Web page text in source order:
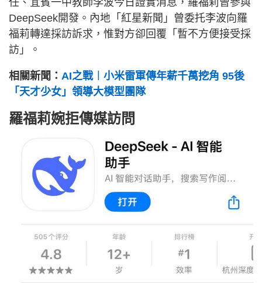
任、宜賓一中教師李波今日證實消息，羅福莉曾參與
DeepSeek開發。內地「紅星新聞」曾委托李波向羅
福莉轉達採訪訴求，惟對方卻回覆「暫不方便接受採
訪」。
相關新聞： AI之戰︱小米雷軍傳年薪千萬挖角 95後
「天才少女」領導大模型團隊
羅福莉婉拒傳媒訪問